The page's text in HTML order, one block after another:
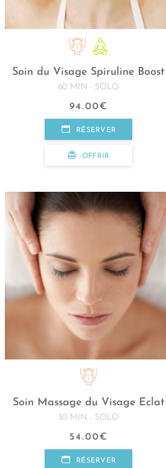
Soin du Visage Spiruline Boost
60 MIN - SOLO
94.00€
RÉSERVER
OFFRIR
Soin Massage du Visage Eclat
30 MIN - SOLO
54.00€
RÉSERVER